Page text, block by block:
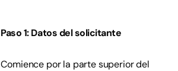
Paso 1: Datos del solicitante
Comience por la parte superior del